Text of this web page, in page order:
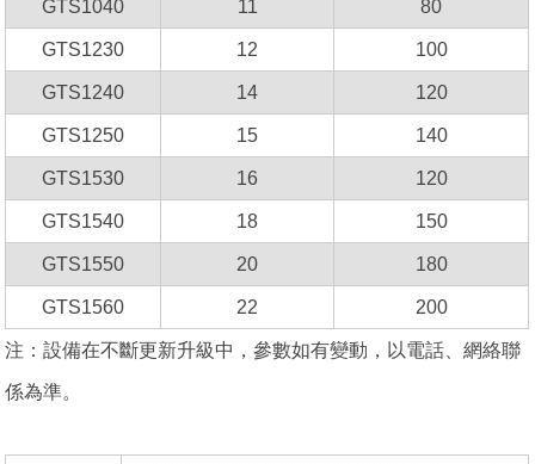
GTS1040 11 80
GTS1230 12 100
GTS1240 14 120
GTS1250 15 140
GTS1530 16 120
GTS1540 18 150
GTS1550 20 180
GTS1560 22 200
注：設備在不斷更新升級中，參數如有變動，以電話、網絡聯
係為準。